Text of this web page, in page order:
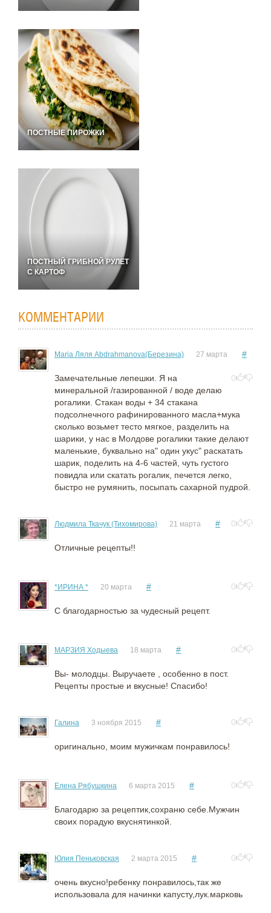
ПОСТНЫЕ ПИРОЖКИ
ПОСТНЫЙ ГРИБНОЙ РУЛЕТ
С КАРТОФ
КОММЕНТАРИИ
Maria Ляля Abdrahmanova(Березина) 27 марта #
0
Замечательные лепешки. Я на
минеральной /газированной / воде делаю
рогалики. Стакан воды + 34 стакана
подсолнечного рафинированного масла+мука
сколько возьмет тесто мягкое, разделить на
шарики, у нас в Молдове рогалики такие делают
маленькие, буквально на" один укус" раскатать
шарик, поделить на 4-6 частей, чуть густого
повидла или скатать рогалик, печется легко,
быстро не румянить, посыпать сахарной пудрой.
Людмила Ткачук (Тихомирова) 21 марта # 0
Отличные рецепты!!
*ИРИНА * 20 марта # 0
С благодарностью за чудесный рецепт.
МАРЗИЯ Ходыева 18 марта # 0
Вы- молодцы. Выручаете , особенно в пост.
Рецепты простые и вкусные! Спасибо!
Галина 3 ноября 2015 # 0
оригинально, моим мужичкам понравилось!
Елена Рябушкина 6 марта 2015 # 0
Благодарю за рецептик,сохраню себе.Мужчин
своих порадую вкуснятинкой.
Юлия Пеньковская 2 марта 2015 # 0
очень вкусно!ребенку понравилось,так же
использовала для начинки капусту,лук.марковь